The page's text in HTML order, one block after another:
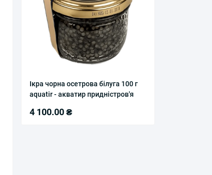
Ікра чорна осетрова білуга 100 г
aquatir - акватир придністров'я
4 100.00 ₴